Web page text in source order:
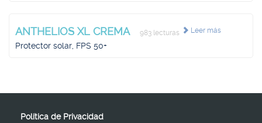
Leer más
ANTHELIOS XL CREMA 983 lecturas
Protector solar, FPS 50+
Política de Privacidad